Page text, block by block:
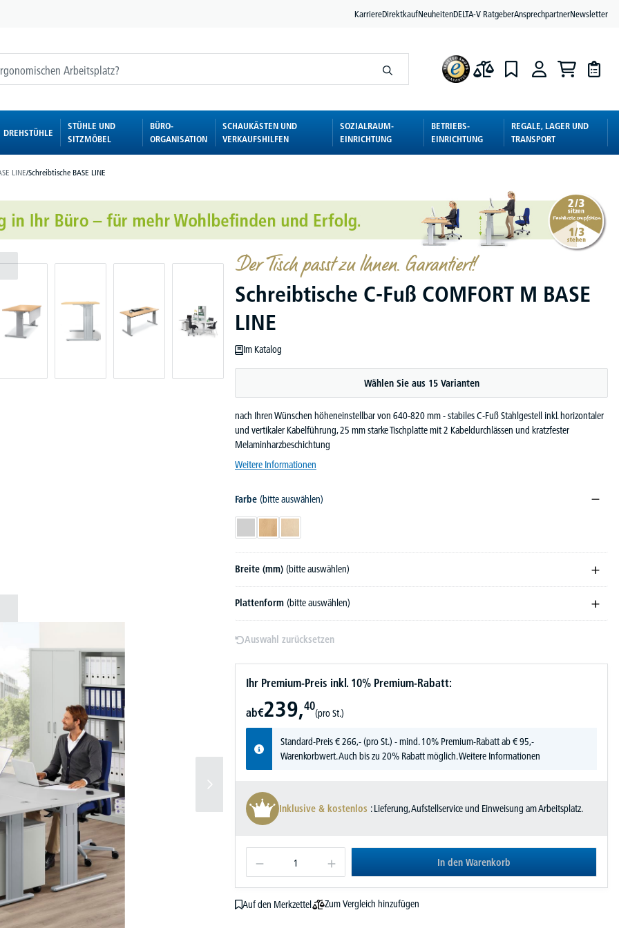
KarriereDirektkaufNeuheitenDELTA-V RatgeberAnsprechpartnerNewsletter
DREHSTÜHLE
STÜHLE UND
SITZMÖBEL
BÜRO-
ORGANISATION
SCHAUKÄSTEN UND
VERKAUFSHILFEN
SOZIALRAUM-
EINRICHTUNG
BETRIEBS-
EINRICHTUNG
REGALE, LAGER UND
TRANSPORT
LINE/Schreibtische BASE LINE
Der Tisch passt zu Ihnen. Garantiert!
Schreibtische C-Fuß COMFORT M BASE
LINE
Im Katalog
Wählen Sie aus 15 Varianten
nach Ihren Wünschen höheneinstellbar von 640-820 mm - stabiles C-Fuß Stahlgestell inkl. horizontaler
und vertikaler Kabelführung, 25 mm starke Tischplatte mit 2 Kabeldurchlässen und kratzfester
Melaminharzbeschichtung
Weitere Informationen
Farbe (bitte auswählen)
LichtgrauBuchedekorAhorndekor
Breite (mm) (bitte auswählen)
Plattenform (bitte auswählen)
Auswahl zurücksetzen
Ihr Premium-Preis inkl. 10% Premium-Rabatt:
ab€239,40
(pro St.)
Standard-Preis€266,-(pro St.) - mind. 10% Premium-Rabatt ab € 95,-
Warenkorbwert. Auch bis zu 20% Rabatt möglich.Weitere Informationen
Inklusive & kostenlos : Lieferung, Aufstellservice und Einweisung am Arbeitsplatz.
In den Warenkorb
Auf den Merkzettel Zum Vergleich hinzufügen